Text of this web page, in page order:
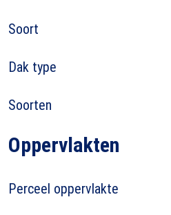
Soort
Dak type
Soorten
Oppervlakten
Perceel oppervlakte